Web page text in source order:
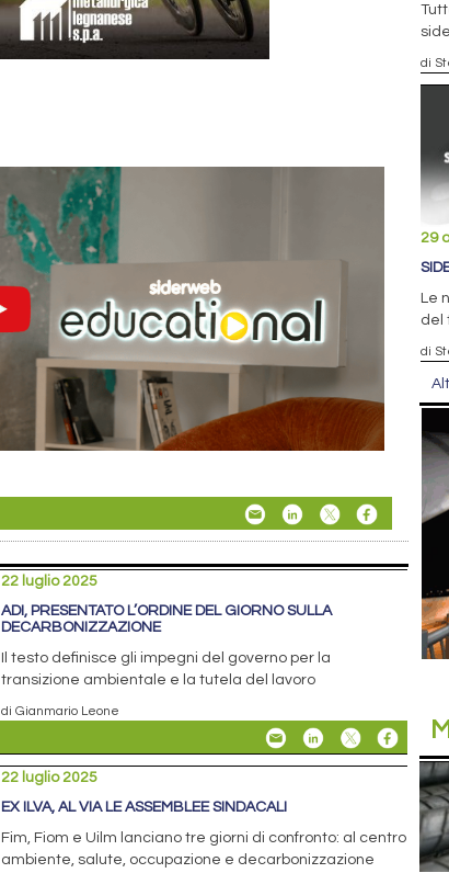
22 luglio 2025
ADI, PRESENTATO L’ORDINE DEL GIORNO SULLA
DECARBONIZZAZIONE
Il testo definisce gli impegni del governo per la
transizione ambientale e la tutela del lavoro
di Gianmario Leone
22 luglio 2025
EX ILVA, AL VIA LE ASSEMBLEE SINDACALI
Fim, Fiom e Uilm lanciano tre giorni di confronto: al centro
ambiente, salute, occupazione e decarbonizzazione
di
29
Le
del
di